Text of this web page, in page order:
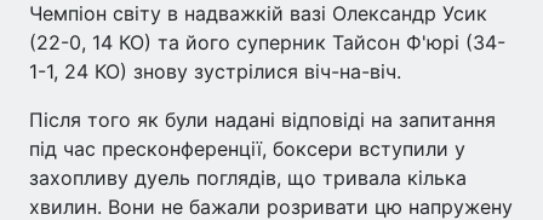
Чемпіон світу в надважкій вазі Олександр Усик
(22-0, 14 КО) та його суперник Тайсон Ф'юрі (34-
1-1, 24 КО) знову зустрілися віч-на-віч.
Після того як були надані відповіді на запитання
під час пресконференції, боксери вступили у
захопливу дуель поглядів, що тривала кілька
хвилин. Вони не бажали розривати цю напружену